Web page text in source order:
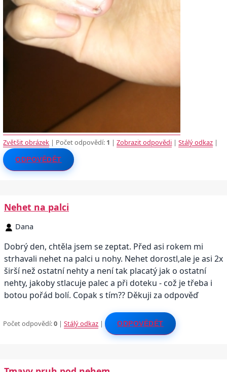
Zvětšit obrázek | Počet odpovědí: 1 |Zobrazit odpovědi |Stálý odkaz |
ODPOVĚDĚT
Nehet na palci
Dana
Dobrý den, chtěla jsem se zeptat. Před asi rokem mi
strhavali nehet na palci u nohy. Nehet dorostl,ale je asi 2x
širší než ostatní nehty a není tak placatý jak o ostatní
nehty, jakoby stlacuje palec a při doteku - což je třeba i
botou pořád bolí. Copak s tím?? Děkuji za odpověď
Počet odpovědí:0 |Stálý odkaz | ODPOVĚDĚT